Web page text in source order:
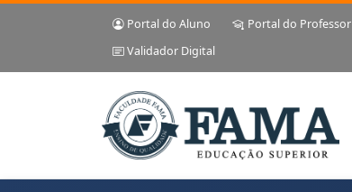
Portal do Aluno Portal do Professor
Validador Digital